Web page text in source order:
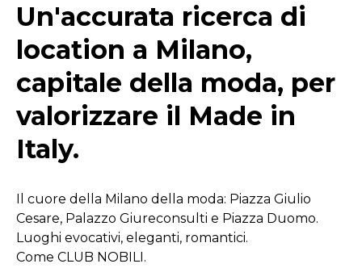
Un'accurata ricerca di
location a Milano,
capitale della moda, per
valorizzare il Made in
Italy.
Il cuore della Milano della moda: Piazza Giulio
Cesare, Palazzo Giureconsulti e Piazza Duomo.
Luoghi evocativi, eleganti, romantici.
Come CLUB NOBILI.